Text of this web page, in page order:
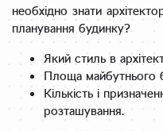
необхідно знати
планування будинку?
Який стиль в
Площа майбутнього
Кількість і
розташування.